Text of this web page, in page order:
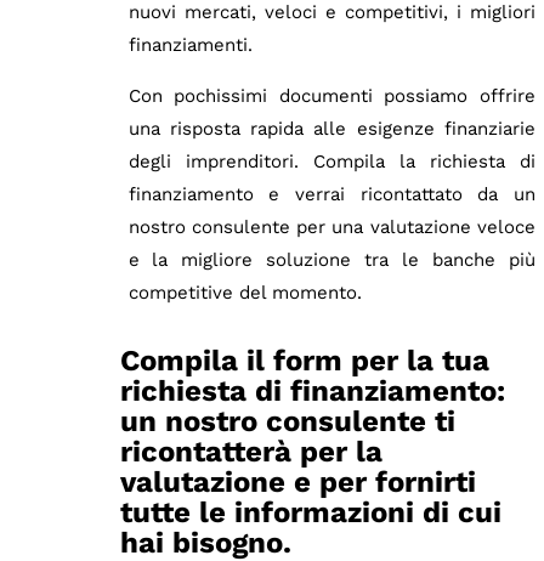
nuovi mercati, veloci e competitivi, i migliori
finanziamenti.
Con pochissimi documenti possiamo offrire
una risposta rapida alle esigenze finanziarie
degli imprenditori. Compila la richiesta di
finanziamento e verrai ricontattato da un
nostro consulente per una valutazione veloce
e la migliore soluzione tra le banche più
competitive del momento.
Compila il form per la tua
richiesta di finanziamento:
un nostro consulente ti
ricontatterà per la
valutazione e per fornirti
tutte le informazioni di cui
hai bisogno.